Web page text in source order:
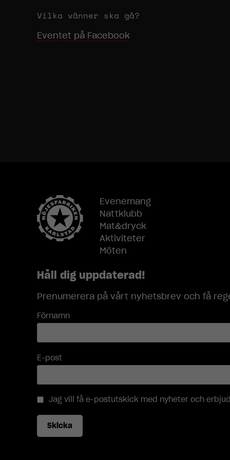
Vilka vänner ska gå?
Eventet på Facebook
Evenemang
Nattklubb
Mat&dryck
Aktiviteter
Möten
Håll dig uppdaterad!
Prenumerera på vårt nyhetsbrev och få
Förnamn
E-post
Jag vill få e-postutskick med nyheter och
Skicka